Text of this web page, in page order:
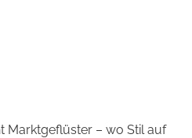
Marktgeflüster – wo Stil auf